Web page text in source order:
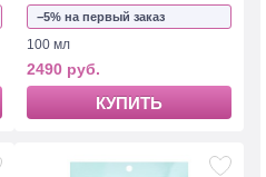
−5% на первый заказ
100 мл
2490 руб.
КУПИТЬ